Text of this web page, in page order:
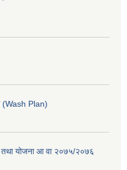
(Wash Plan)
तथा योजना आ वा २०७५/२०७६